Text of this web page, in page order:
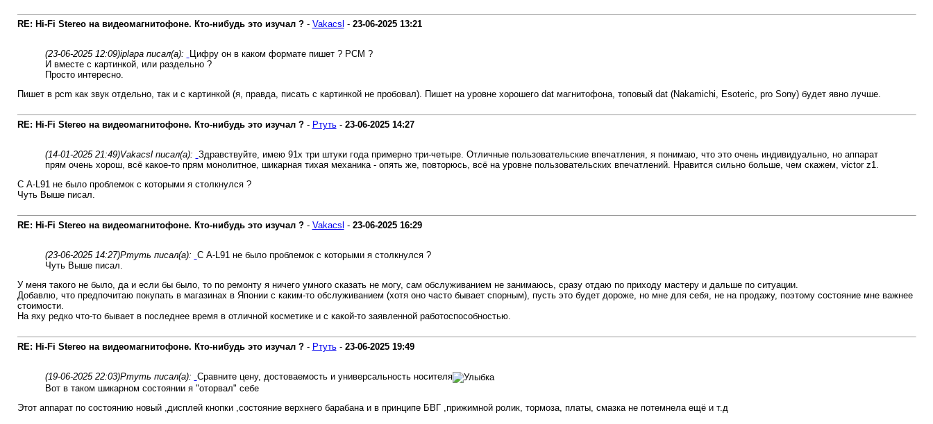
RE: Hi-Fi Stereo на видеомагнитофоне. Кто-нибудь это изучал ?- Vakacsl - 23-06-2025 13:21
(23-06-2025 12:09)iplapa писал(а):
Цифру он в каком формате пишет ? PCM ?
И вместе с картинкой, или раздельно ?
Просто интересно.
Пишет в pcm как звук отдельно, так и с картинкой (я, правда, писать с картинкой не пробовал). Пишет на уровне хорошего dat магнитофона, топовый dat (Nakamichi, Esoteric, pro Sony) будет явно лучше.
RE: Hi-Fi Stereo на видеомагнитофоне. Кто-нибудь это изучал ?- Ртуть- 23-06-2025 14:27
(14-01-2025 21:49)Vakacsl писал(а): Здравствуйте, имею 91х три штуки года примерно три-четыре. Отличные пользовательские впечатления, я понимаю, что это очень индивидуально, но аппарат
прям очень хорош, всё какое-то прям монолитное, шикарная тихая механика - опять же, повторюсь, всё на уровне пользовательских впечатлений. Нравится сильно больше, чем скажем, victor z1.
С A-L91 не было проблемок с которыми я столкнулся ?
Чуть Выше писал.
RE: Hi-Fi Stereo на видеомагнитофоне. Кто-нибудь это изучал ?- Vakacsl - 23-06-2025 16:29
(23-06-2025 14:27)Ртуть писал(а): С A-L91 не было проблемок с которыми я столкнулся ?
Чуть Выше писал.
У меня такого не было, да и если бы было, то по ремонту я ничего умного сказать не могу, сам обслуживанием не занимаюсь, сразу отдаю по приходу мастеру и дальше по ситуации.
Добавлю, что предпочитаю покупать в магазинах в Японии с каким-то обслуживанием (хотя оно часто бывает спорным), пусть это будет дороже, но мне для себя, не на продажу, поэтому состояние мне важнее
стоимости.
На яху редко что-то бывает в последнее время в отличной косметике и с какой-то заявленной работоспособностью.
RE: Hi-Fi Stereo на видеомагнитофоне. Кто-нибудь это изучал ?- Ртуть- 23-06-2025 19:49
(19-06-2025 22:03)Ртуть писал(а): Сравните цену, достоваемость и универсальность носителя
Вот в таком шикарном состоянии я "оторвал" себе
Этот аппарат по состоянию новый ,дисплей кнопки ,состояние верхнего барабана и в принципе БВГ ,прижимной ролик, тормоза, платы, смазка не потемнела ещё и т.д